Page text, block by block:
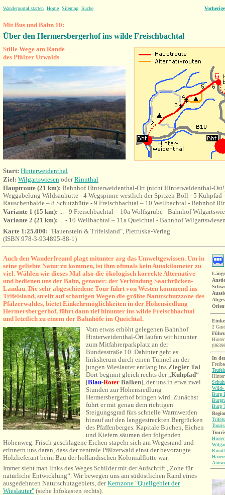
Wanderportal starten Home Sitemap Suche
Mit Bus und Bahn 10:
Über den Hermersbergerhofins wilde Freischbachtal
Stille Wege am Rande
des Pfälzer Urwalds
Start: Hinterweidenthal
Ziel: Wilgartswiesen oderRinnthal
Hauptroute (21 km): BahnhofHinterweidenthal-Ort (nicht Hinterweidenthal-
Weggabelung Wildsauhütte - 4 Wegspinne westlich der Spitzen Boll - 5 Kuhpfad
Rauschenhalde – 8 Schutzhütte - 9 Freischbachtal – 10 Wellbachtal - Bahnhof
Variante 1 (15 km): ... - 9 Freischbachtal – 10a Wolfsgrube - Bahnhof
Variante 2 (21 km): ... - 10 Wellbachtal – 11a Queichtal - Bahnhof
Karte 1:25.000: "Hauenstein & Trifelsland", Pietruska-Verlag
(ISBN 978-3-934895-88-1)
Auch den Wanderfreund plagt mitunter arg das Umweltgewissen. Um in
seine geliebte Natur zu kommen, ist ihm oftmals kein Autokilometer zu
viel. Wählen wir dieses Mal also die ökologisch korrekte Alternative
und bedienen uns der Bahn, genauer: der Verbindung Saarbrücken-
Landau. Die sehr abgeschiedene Tour führt von Westen kommend ins
Trifelsland, streift auf schattigen Wegen die größte Naturschutzzone des
Pfälzerwaldes, bietet Einkehrmöglichkeiten in der Höhensiedlung
Hermersbergerhof, führt dann tief hinunter ins wilde Freischbachtal
und letztlich zu einem der Bahnhöfe im Queichtal.
Vom etwas erhöht gelegenen Bahnhof
Hinterweidenthal-Ort laufen wir hinunter
zum Mitfahrerparkplatz an der
Bundesstraße 10. Dahinter geht es
linksherum durch einen Tunnel an der
jungen Wieslauter entlang ins Ziegler Tal.
Dort beginnt gleich rechts der „Kuhpfad“
[Blau-Roter Balken], der uns in etwa zwei
Stunden zur Höhensiedlung
Hermersbergerhof bringen wird. Zunächst
führt er mit genau dem richtigen
Steigungsgrad fürs schnelle Warmwerden
hinauf auf den langgestreckten Bergrücken
des Pfaffenberges. Kapitale Buchen, Eichen
und Kiefern säumen den folgenden
Höhenweg. Frisch geschlagene Eichen stapeln sich am Wegesrand und
erinnern uns daran, dass der zentrale Pfälzerwald einst der bevorzugte
Holzlieferant beim Bau der holländischen Kolonialflotte war.
Immer sieht man links des Weges Schilder mit der Aufschrift „Zone für
natürliche Entwicklung“. Wir bewegen uns am südöstlichen Rand eines
ausgedehnten Naturschutzgebiets, derKernzone "Quellgebiet der
Wieslauter" (siehe Infokasten rechts).
2
In
Wild-
Burg
Burg